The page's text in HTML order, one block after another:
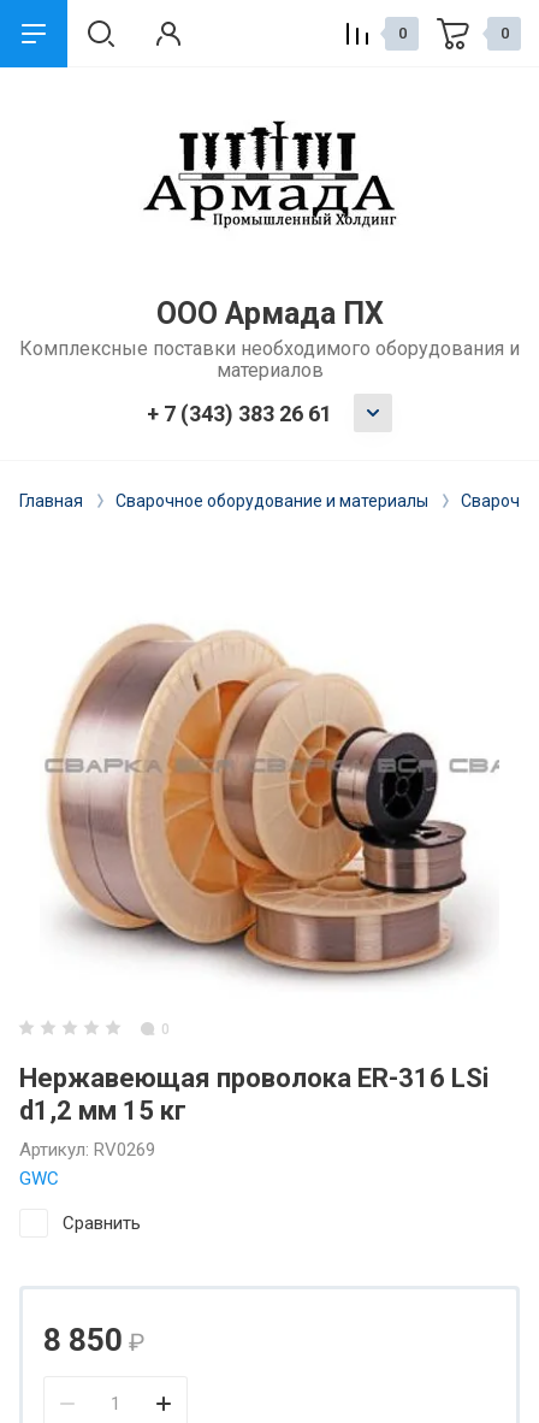
Сервис и поддержка
Способы оплаты
Ремонт и услуги
ООО Армада ПХ
Комплексные поставки необходимого оборудования и
материалов
+ 7 (343) 383 26 61
0 0
Главная Сварочное оборудование и материалы
0
Нержавеющая проволока ER-316 LSi
d1,2 мм 15 кг
Артикул: RV0269
GWC
Сравнить
8 850 ₽